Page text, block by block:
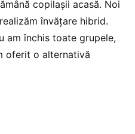
copilașii acasă. Noi
învățare hibrid.
am închis toate grupele,
oferit o alternativă